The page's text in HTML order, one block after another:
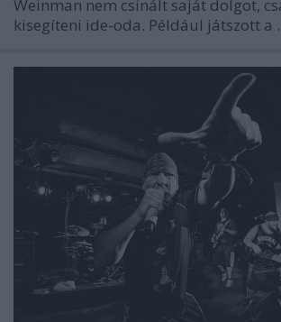
Weinman nem csinált saját dolgot,
kisegíteni ide-oda. Például játszott a